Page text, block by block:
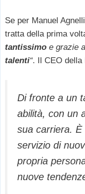
Se per Manuel
tratta della prima
tantissimo e grazie
talenti“. Il CEO della
Di fronte a un
abilità, con un
sua carriera.
servizio di
propria
nuove